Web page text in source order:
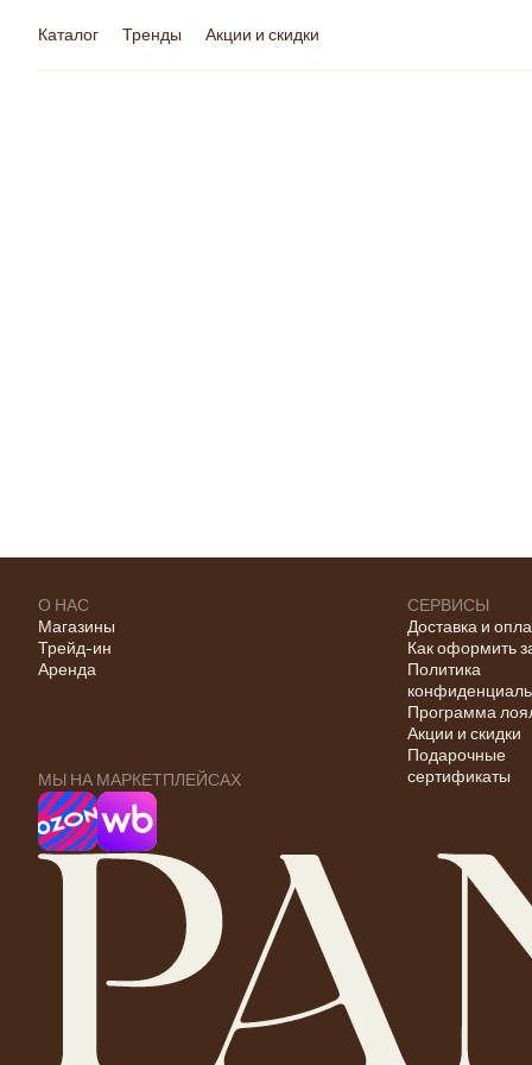
Каталог Тренды Акции и скидки
О НАС
Магазины
Трейд-ин
Аренда
МЫ НА МАРКЕТПЛЕЙСАХ
СЕРВИСЫ
Доставка и
Как оформить
Политика
Программа
Акции и скидки
Подарочные
сертификаты